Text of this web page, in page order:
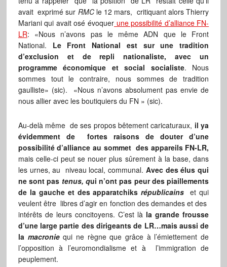
avait exprimé sur RMCle 12 mars, critiquant alors Thierry
Mariani qui avait osé évoquer une possibilité d’alliance FN-
LR: «Nous n’avons pas le même ADN que le Front
National. Le Front National est sur une tradition
d’exclusion et de repli nationaliste, avec un
programme économique et social socialiste. Nous
sommes tout le contraire, nous sommes de tradition
gaulliste» (sic). «Nous n’avons absolument pas envie de
nous allier avec les boutiquiers du FN » (sic).
Au-delà même de ses propos bêtement caricaturaux, il ya
évidemment de fortes raisons de douter d’une
possibilité d’alliance au sommet des appareils FN-LR,
mais celle-ci peut se nouer plus sûrement à la base, dans
les urnes, au niveau local, communal. Avec des élus qui
ne sont pas tenus, qui n’ont pas peur des piaillements
de la gauche et des apparatchiksrépublicains
et qui
veulent être libres d’agir en fonction des demandes et des
intérêts de leurs concitoyens. C’est là la grande frousse
d’une large partie des dirigeants de LR…mais aussi de
la macroniequi ne règne que grâce à l’émiettement de
l’opposition à l’euromondialisme et à l’immigration de
peuplement.